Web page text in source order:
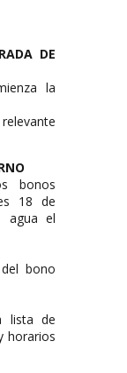
DE
la
bonos
18 de
agua el
bono
lista de
horarios